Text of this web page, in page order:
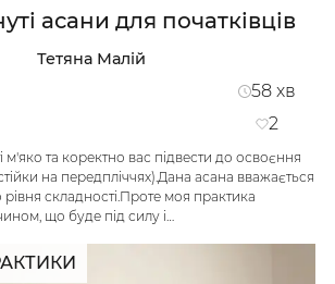
асани для початківців
Тетяна Малій
58 хв
2
м'яко та коректно вас підвести до освоєння
на передпліччях).Дана асана вважається
складності.Проте моя практика
що буде під силу і…